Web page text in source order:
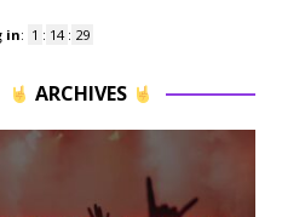
in: 1 : 14 : 28
ARCHIVES